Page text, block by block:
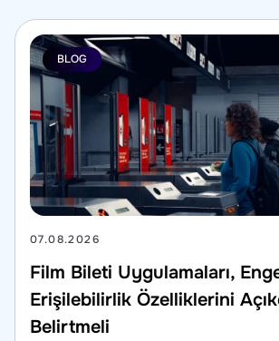
BLOG
07.08.2026
Film Bileti Uygulamaları,
Erişilebilirlik Özelliklerini
Belirtmeli